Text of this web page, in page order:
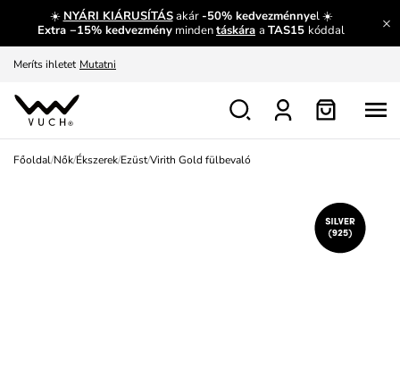
☀️ NYÁRI KIÁRUSÍTÁSakár-50% kedvezménnyel ☀️
Extra −15% kedvezmény mindentáskára a TAS15 kóddal
Fedezze fel velünk az újdonságokat. Megtekintés
Meríts ihletet Mutatni
Ingyenes csere és visszaküldés
Főoldal/Nők/Ékszerek/Ezüst/Virith Gold fülbevaló